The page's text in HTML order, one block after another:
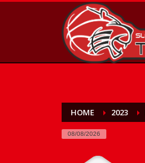
HOME 2023
08/08/2026